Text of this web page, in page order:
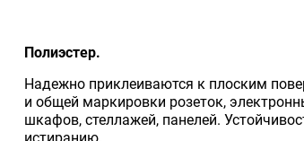
Полиэстер.
Надежно приклеиваются к плоским
и общей маркировки розеток,
шкафов, стеллажей, панелей.